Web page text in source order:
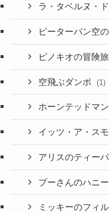
ラ・タベルヌ・
ピーターパン空
ピノキオの冒険
空飛ぶダンボ (1)
ホーンテッドマ
イッツ・ア・ス
アリスのティー
プーさんのハニ
ミッキーのフィ